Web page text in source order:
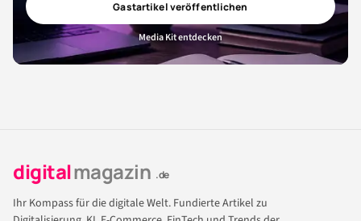
Gastartikel veröffentlichen
Media Kit entdecken
digitalmagazin .de
Ihr Kompass für die digitale Welt. Fundierte Artikel zu